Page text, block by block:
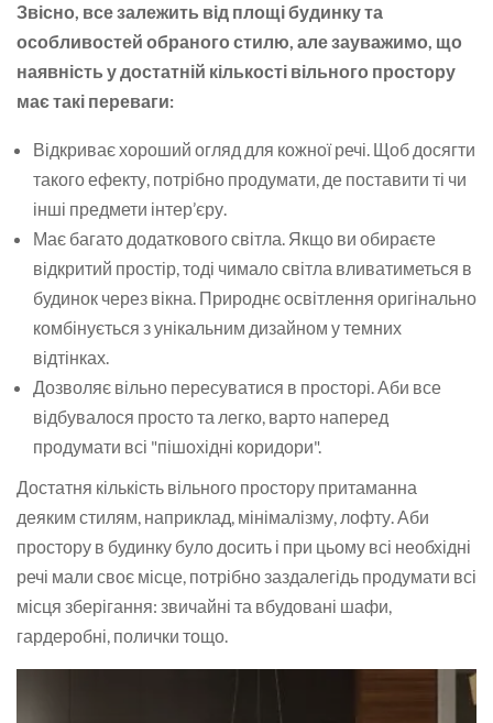
Звісно, все залежить від площі будинку та
особливостей обраного стилю, але зауважимо, що
наявність у достатній кількості вільного простору
має такі переваги:
Відкриває хороший огляд для кожної речі. Щоб досягти
такого ефекту, потрібно продумати, де поставити ті чи
інші предмети інтер’єру.
Має багато додаткового світла. Якщо ви обираєте
відкритий простір, тоді чимало світла вливатиметься в
будинок через вікна. Природнє освітлення оригінально
комбінується з унікальним дизайном у темних
відтінках.
Дозволяє вільно пересуватися в просторі. Аби все
відбувалося просто та легко, варто наперед
продумати всі "пішохідні коридори".
Достатня кількість вільного простору притаманна
деяким стилям, наприклад, мінімалізму, лофту. Аби
простору в будинку було досить і при цьому всі необхідні
речі мали своє місце, потрібно заздалегідь продумати всі
місця зберігання: звичайні та вбудовані шафи,
гардеробні, полички тощо.